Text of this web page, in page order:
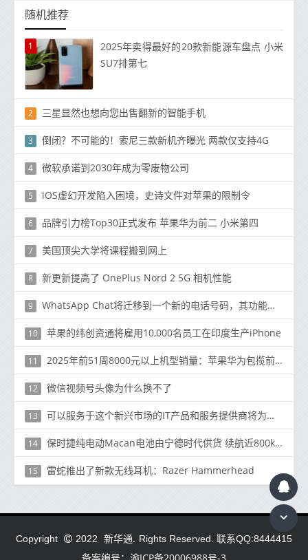
随机推荐
1
2025年卖得最好的20款新能源车盘点 小米
SU7排第七
2 三星显然也想向您出售翻新的智能手机
3 倒闭？不可能的！索尼三款新机齐曝光 两款仅支持4G
4 微软承诺到2030年成为零废物公司
5 iOS虚幻开发陷入困境，史诗文件对苹果的限制令
6 品牌引力榜Top30正式发布 苹果华为前二 小米第四
7 美国顶尖大学将课程搬到网上
8 新更新提高了 OnePlus Nord 2 5G 相机性能
9 WhatsApp Chat将迁移到一个新的电话号码，其功能将在iOS和Android上可用。
10 苹果的纬创资通将雇用10,000名员工在印度生产iPhone
11 2025年前51周8000元以上机型销量：苹果华为包揽前十
12 微信视频号头像为什么换不了
13 可以服务于这个新兴市场的IT产品和服务提供商将为成功取得成功做好准备
14 保时捷纯电动Macan电池由宁德时代供货 续航近800km
15 雷蛇推出了新款无线耳机：Razer Hammerhead
Copyright 2022 新华通. Rights Reserved. 联系QQ:8444415